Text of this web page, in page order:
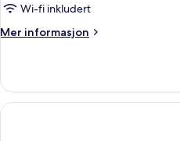
Wi-fi inkludert
Mer informasjon
Mer
(Junior)